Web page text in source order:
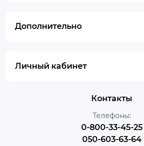
Дополнительно
Личный кабинет
Контакты
Телефоны:
0-800-33-45-25
050-603-63-64